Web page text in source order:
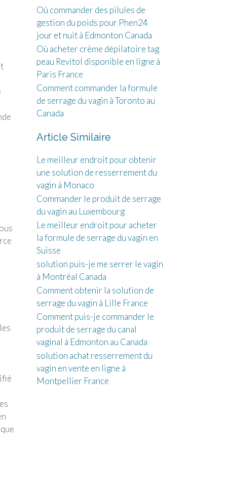
Où commander des pilules de
gestion du poids pour Phen24
jour et nuit à Edmonton Canada
Où acheter crème dépilatoire tag
peau Revitol disponible en ligne à
Paris France
Comment commander la formule
de serrage du vagin à Toronto au
Canada
Article Similaire
Le meilleur endroit pour obtenir
une solution de resserrement du
vagin à Monaco
Commander le produit de serrage
du vagin au Luxembourg
Le meilleur endroit pour acheter
la formule de serrage du vagin en
Suisse
solution puis-je me serrer le vagin
à Montréal Canada
Comment obtenir la solution de
serrage du vagin à Lille France
Comment puis-je commander le
produit de serrage du canal
vaginal à Edmonton au Canada
solution achat resserrement du
vagin en vente en ligne à
Montpellier France